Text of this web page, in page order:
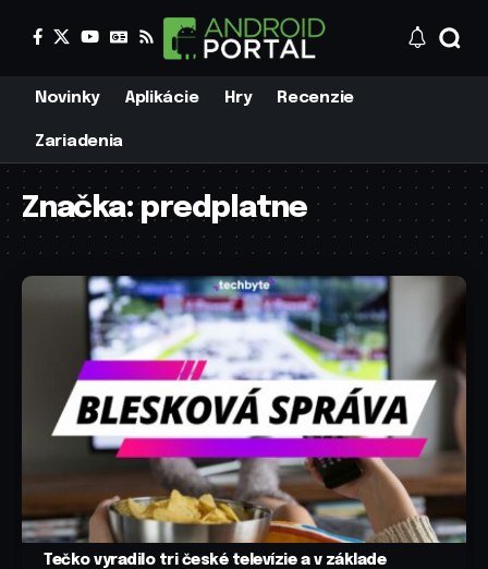
Novinky Aplikácie Hry Recenzie
Zariadenia
Značka:predplatne
Tečko vyradilo tri české televízie a v základe